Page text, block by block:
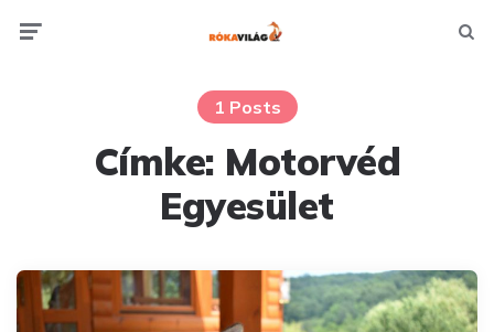
1 Posts
Címke: Motorvéd
Egyesület